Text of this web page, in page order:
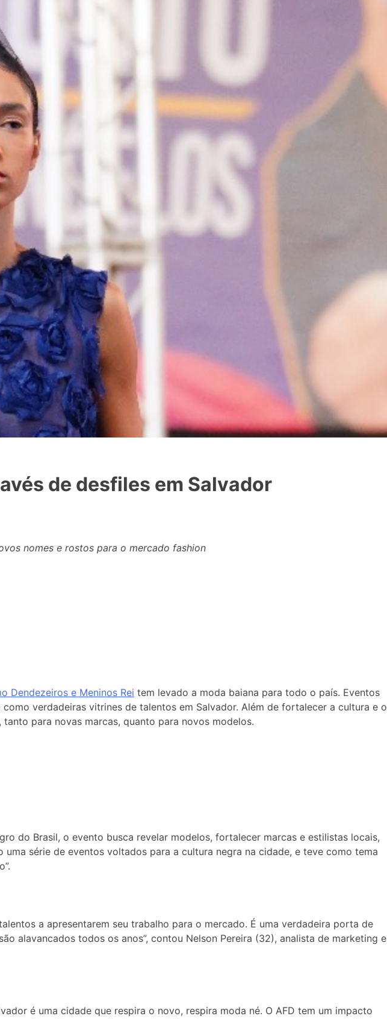
de desfiles em Salvador
nomes e rostos para o mercado fashion
Dendezeiros e Meninos Rei tem levado a moda baiana para todo o país. Eventos
verdadeiras vitrines de talentos em Salvador. Além de fortalecer a cultura e o
para novas marcas, quanto para novos modelos.
do Brasil, o evento busca revelar modelos, fortalecer marcas e estilistas locais,
série de eventos voltados para a cultura negra na cidade, e teve como tema
a apresentarem seu trabalho para o mercado. É uma verdadeira porta de
alavancados todos os anos”, contou Nelson Pereira (32), analista de marketing e
é uma cidade que respira o novo, respira moda né. O AFD tem um impacto